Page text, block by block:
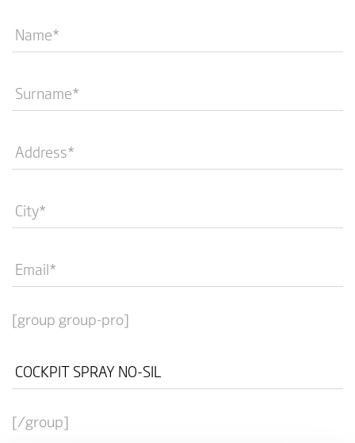
[group group-pro]
[/group]